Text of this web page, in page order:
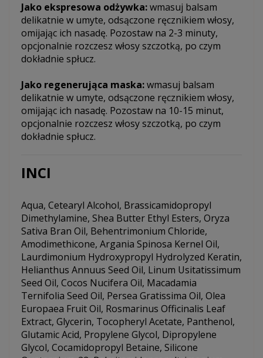
Jako ekspresowa odżywka:wmasuj balsam
delikatnie w umyte, odsączone ręcznikiem włosy,
omijając ich nasadę. Pozostaw na 2-3 minuty,
opcjonalnie rozczesz włosy szczotką, po czym
dokładnie spłucz.
Jako regenerująca maska:wmasuj balsam
delikatnie w umyte, odsączone ręcznikiem włosy,
omijając ich nasadę. Pozostaw na 10-15 minut,
opcjonalnie rozczesz włosy szczotką, po czym
dokładnie spłucz.
INCI
Aqua, Cetearyl Alcohol, Brassicamidopropyl
Dimethylamine, Shea Butter Ethyl Esters, Oryza
Sativa Bran Oil, Behentrimonium Chloride,
Amodimethicone, Argania Spinosa Kernel Oil,
Laurdimonium Hydroxypropyl Hydrolyzed Keratin,
Helianthus Annuus Seed Oil, Linum Usitatissimum
Seed Oil, Cocos Nucifera Oil, Macadamia
Ternifolia Seed Oil, Persea Gratissima Oil, Olea
Europaea Fruit Oil, Rosmarinus Officinalis Leaf
Extract, Glycerin, Tocopheryl Acetate, Panthenol,
Glutamic Acid, Propylene Glycol, Dipropylene
Glycol, Cocamidopropyl Betaine, Silicone